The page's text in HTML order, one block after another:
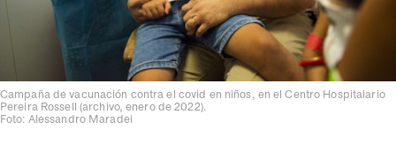
Campaña de vacunación contra el covid en niños, en el Centro Hospitalario
Pereira Rossell (archivo, enero de 2022).
Foto: Alessandro Maradei